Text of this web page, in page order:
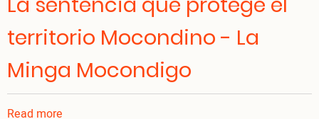
territorio Mocondino - La
Minga Mocondigo
Read more